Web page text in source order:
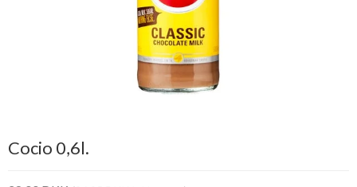
Cocio 0,6l.